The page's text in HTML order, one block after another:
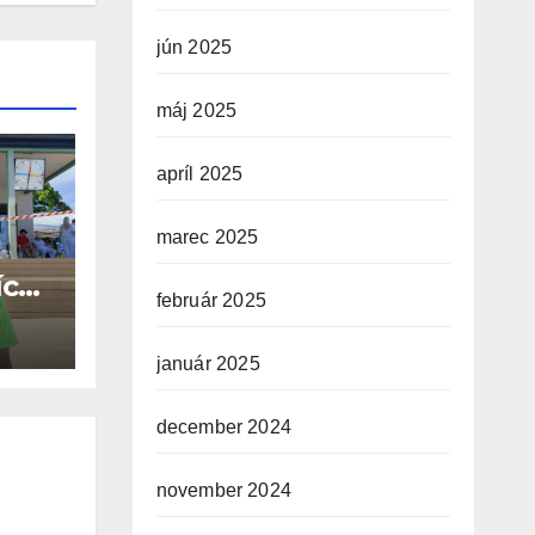
jún 2025
máj 2025
apríl 2025
marec 2025
február 2025
január 2025
december 2024
november 2024